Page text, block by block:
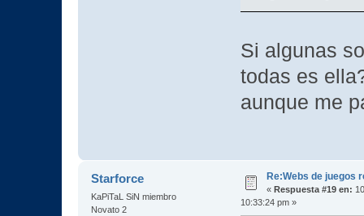
Si algunas
todas es
aunque me
Starforce
KaPiTaL SiN miembro
Novato 2
Re:Webs de juegos
« Respuesta #19 en:
10:33:24 pm »